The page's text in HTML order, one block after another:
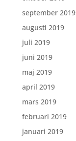
september 2019
augusti 2019
juli 2019
juni 2019
maj 2019
april 2019
mars 2019
februari 2019
januari 2019